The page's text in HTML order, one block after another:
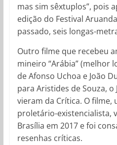
mas sim sêxtuplos”, pois
edição do Festival
passado, seis longas-
Outro filme que recebeu
mineiro “Arábia” (melhor
de Afonso Uchoa e João
para Aristides de Souza, o
vieram da Crítica. O filme,
proletário-existencialista,
Brasília em 2017 e foi
resenhas críticas.